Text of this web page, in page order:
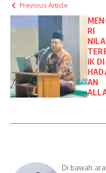
Previous Article
RI
IK DI
AN
Di bawah